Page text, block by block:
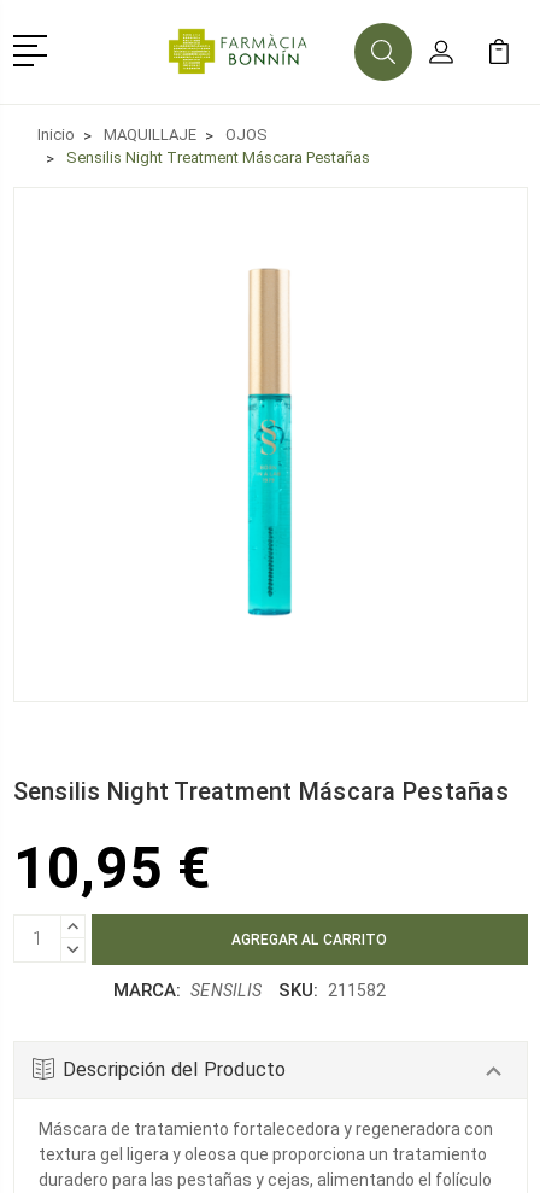
Menú
BuscarMi Cuenta
Mi
Inicio MAQUILLAJE
OJOS
Sensilis Night Treatment Máscara Pestañas
Sensilis Night Treatment Máscara Pestañas
10,95 €
AUMENTAR
CANTIDAD:
DISMINUIR
MARCA: SENSILIS SKU: 211582
Descripción del Producto
Máscara de tratamiento fortalecedora y regeneradora con
textura gel ligera y oleosa que proporciona un tratamiento
duradero para las pestañas y cejas, alimentando el folículo